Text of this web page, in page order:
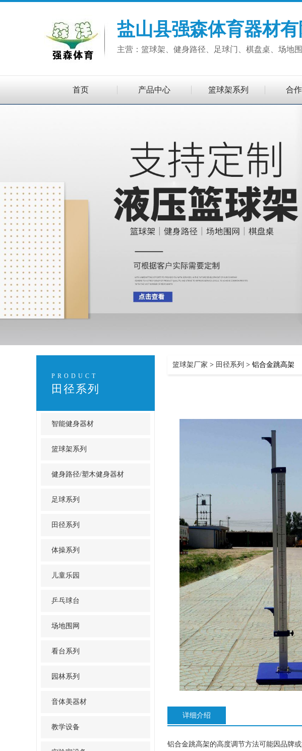
盐山县强森体育器材有
主营：篮球架、健身路径、足球门、棋盘桌、场地围
首页 产品中心 篮球架系列 合
PRODUCT
田径系列
智能健身器材
篮球架系列
健身路径/塑木健身器材
足球系列
田径系列
体操系列
儿童乐园
乒乓球台
场地围网
看台系列
园林系列
音体美器材
教学设备
篮球架厂家 > 田径系列 > 铝合金跳高架
详细介绍
铝合金跳高架的高度调节方法可能因品牌